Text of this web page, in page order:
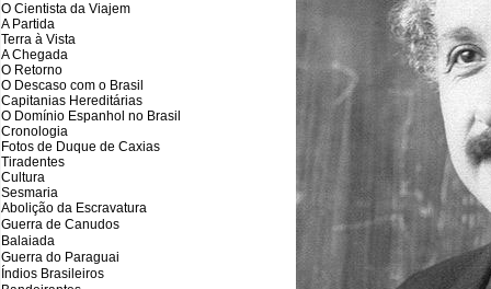
O Cientista da Viajem
A Partida
Terra à Vista
A Chegada
O Retorno
O Descaso com o Brasil
Capitanias Hereditárias
O Domínio Espanhol no Brasil
Cronologia
Fotos de Duque de Caxias
Tiradentes
Cultura
Sesmaria
Abolição da Escravatura
Guerra de Canudos
Balaiada
Guerra do Paraguai
Índios Brasileiros